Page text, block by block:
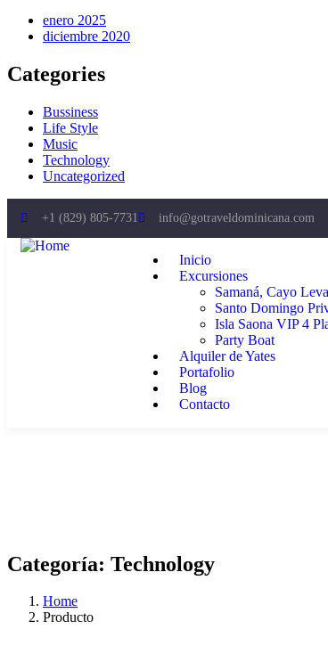
enero 2025
diciembre 2020
Categories
Bussiness
Life Style
Music
Technology
Uncategorized
+1 (829) 805‑7731 info@gotraveldominicana.com
Inicio
Excursiones
Samaná, Cayo
Santo Domingo
Isla Saona VIP 4
Party Boat
Alquiler de Yates
Portafolio
Blog
Contacto
Categoría: Technology
Home
Producto